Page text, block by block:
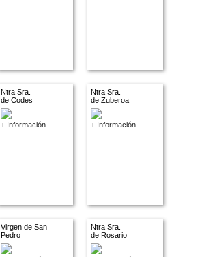
Ntra Sra.
de Codes
+ Información
Ntra Sra.
de Zuberoa
+ Información
Virgen de San
Pedro
Ntra Sra.
de Rosario